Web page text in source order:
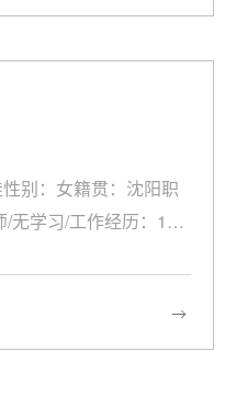
奖情况：教学/指导研究
框架下翻译中的语境
利西斯>分析西方意识
义特征》《新视野大
）读写教程同步课文
别：女籍贯：沈阳职
无学习/工作经历：199
至今 沈阳药科大
学院 外语部兼职情况：